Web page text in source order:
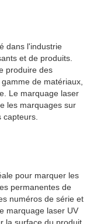
dans l'industrie
et de produits.
produire des
de matériaux,
Le marquage laser
les marquages ​​sur
pour marquer les
permanentes de
numéros de série et
marquage laser UV